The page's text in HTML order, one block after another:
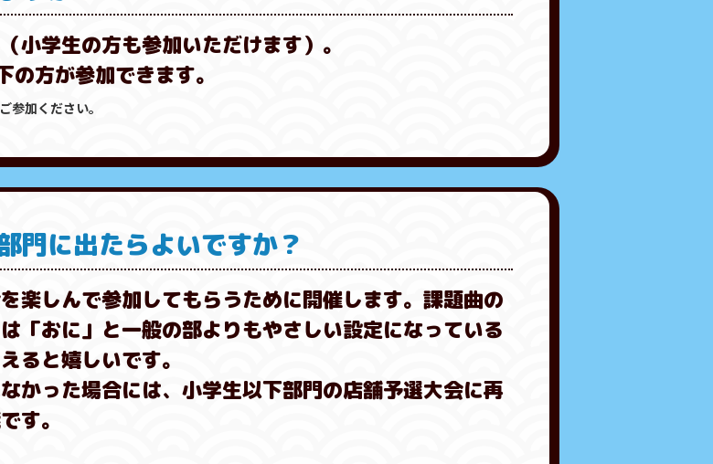
小学生の方も参加いただけます）。
方が参加できます。
加ください。
門に出たらよいですか？
楽しんで参加してもらうために開催します。課題曲の
「おに」と一般の部よりもやさしい設定になっている
ると嬉しいです。
かった場合には、小学生以下部門の店舗予選大会に再
す。